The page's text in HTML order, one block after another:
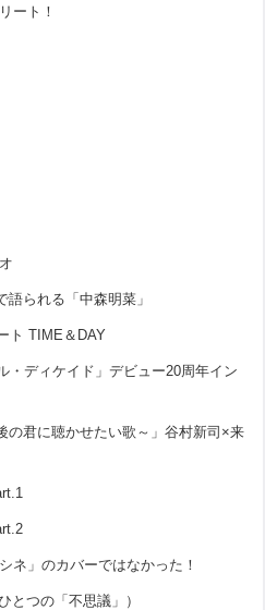
ート！
語られる「中森明菜」
ト TIME＆DAY
・ディケイド」デビュー20周年イン
の君に聴かせたい歌～」谷村新司×来
ネ」のカバーではなかった！
とつの「不思議」）